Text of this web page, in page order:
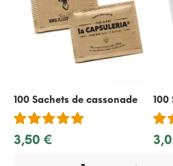
100 Sachets de cassonade
3,50 €
100